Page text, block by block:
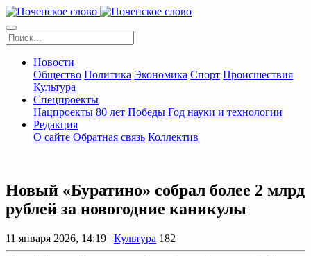
Новости
Общество Политика Экономика Спорт Происшествия
Культура
Спецпроекты
Нацпроекты 80 лет Победы Год науки и технологии
Редакция
О сайте Обратная связь Коллектив
Новый «Буратино» собрал более 2 млрд
рублей за новогодние каникулы
11 января 2026, 14:19 | Культура 182